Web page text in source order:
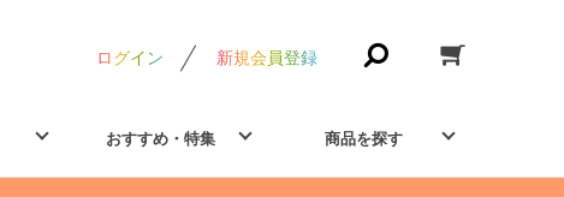
ログイン 新規会員登録
おすすめ・特集 商品を探す